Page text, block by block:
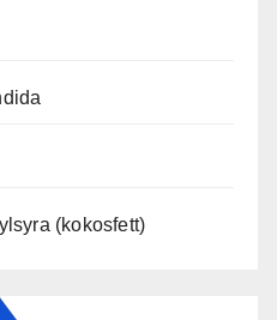
(kokosfett)